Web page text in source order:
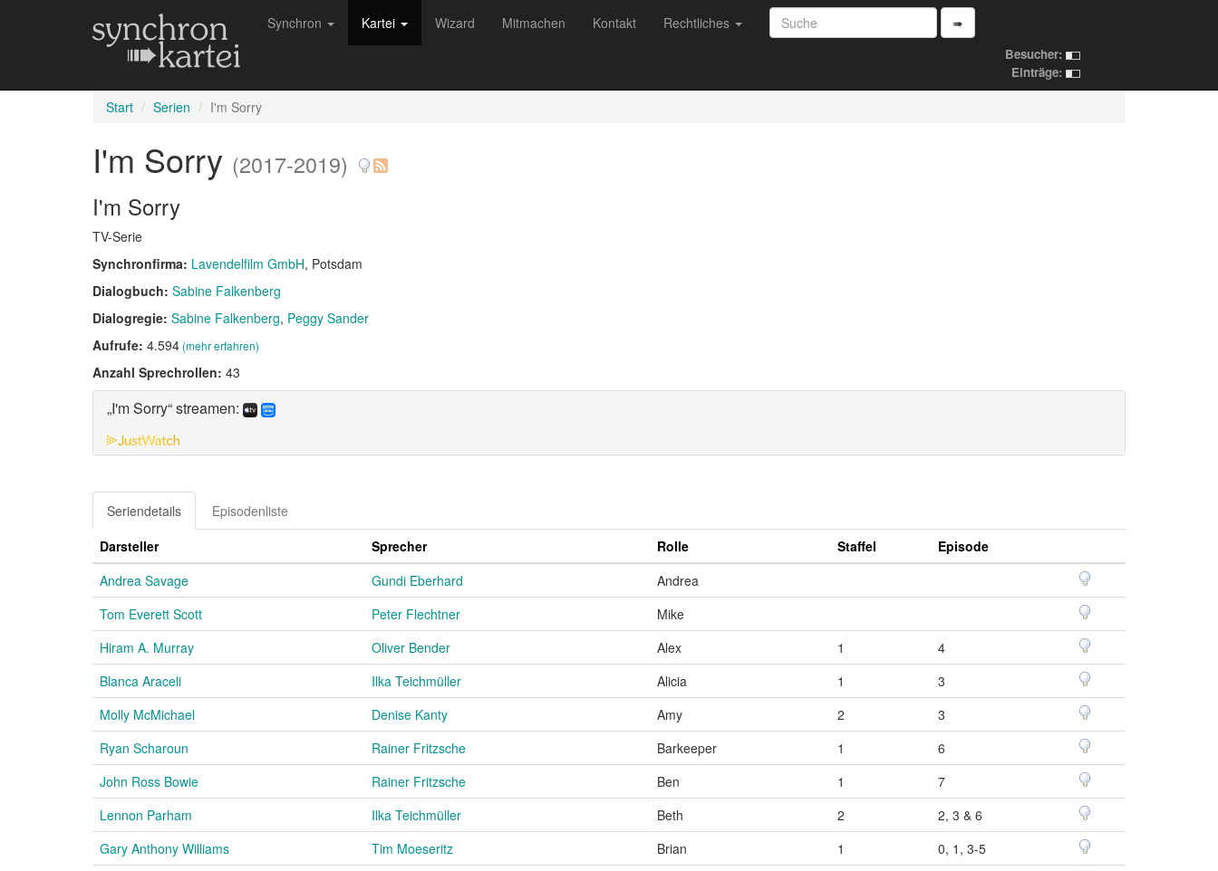
Synchron Kartei Wizard Mitmachen Kontakt Rechtliches ➠
Besucher:
Einträge:
Start Serien I'm Sorry
I'm Sorry (2017-2019)
I'm Sorry
TV-Serie
Synchronfirma: Lavendelfilm GmbH, Potsdam
Dialogbuch: Sabine Falkenberg
Dialogregie: Sabine Falkenberg Peggy Sander
Aufrufe: 4.594(mehr erfahren)
Anzahl Sprechrollen: 43
„I'm Sorry“ streamen:
Seriendetails
Episodenliste
Darsteller
Sprecher Rolle Staffel
Episode
Andrea Savage
Gundi Eberhard
Andrea
Tom Everett Scott
Peter Flechtner
Mike
Hiram A. Murray
Oliver Bender Alex 1
4
Blanca Araceli
Ilka Teichmüller Alicia 1
3
Molly McMichael
Denise Kanty Amy 2
3
Ryan Scharoun
Rainer Fritzsche Barkeeper 1
6
John Ross Bowie
Rainer Fritzsche Ben 1
7
Lennon Parham
Ilka Teichmüller Beth 2
2, 3 & 6
Gary Anthony Williams
Tim Moeseritz Brian 1
0, 1, 3-5